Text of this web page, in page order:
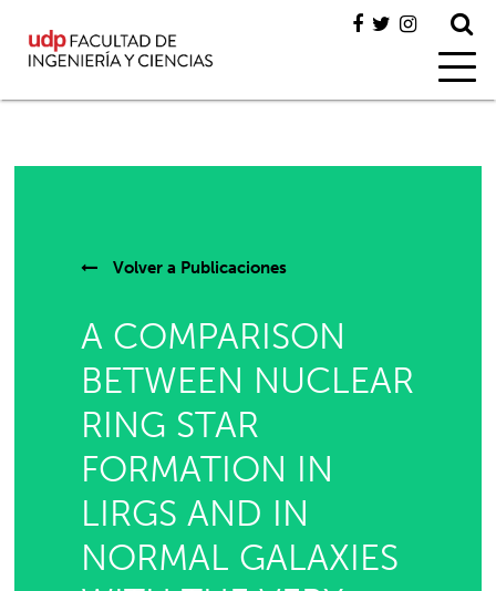
Volver a Publicaciones
A COMPARISON
BETWEEN NUCLEAR
RING STAR
FORMATION IN
LIRGS AND IN
NORMAL GALAXIES